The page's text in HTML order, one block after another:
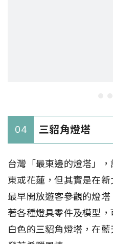
04 三貂角燈塔
台灣「最東邊的燈塔」
東或花蓮，但其實是在
最早開放遊客參觀的燈
著各種燈具零件及模型
白色的三貂角燈塔，在